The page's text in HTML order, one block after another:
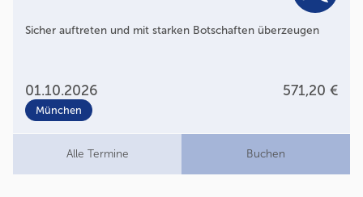
Sicher auftreten und mit starken Botschaften überzeugen
01.10.2026 571,20 €
München
Alle Termine Buchen